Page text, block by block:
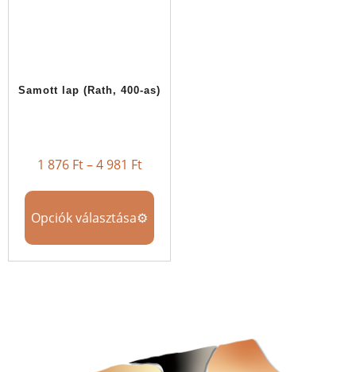
Samott lap (Rath, 400-as)
1 876 Ft–4 981 Ft
Opciók választása